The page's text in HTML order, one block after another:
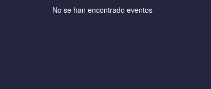
No se han encontrado eventos